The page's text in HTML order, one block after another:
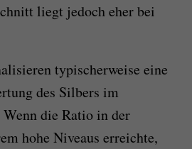
liegt jedoch eher bei
typischerweise eine
des Silbers im
die Ratio in der
hohe Niveaus erreichte,